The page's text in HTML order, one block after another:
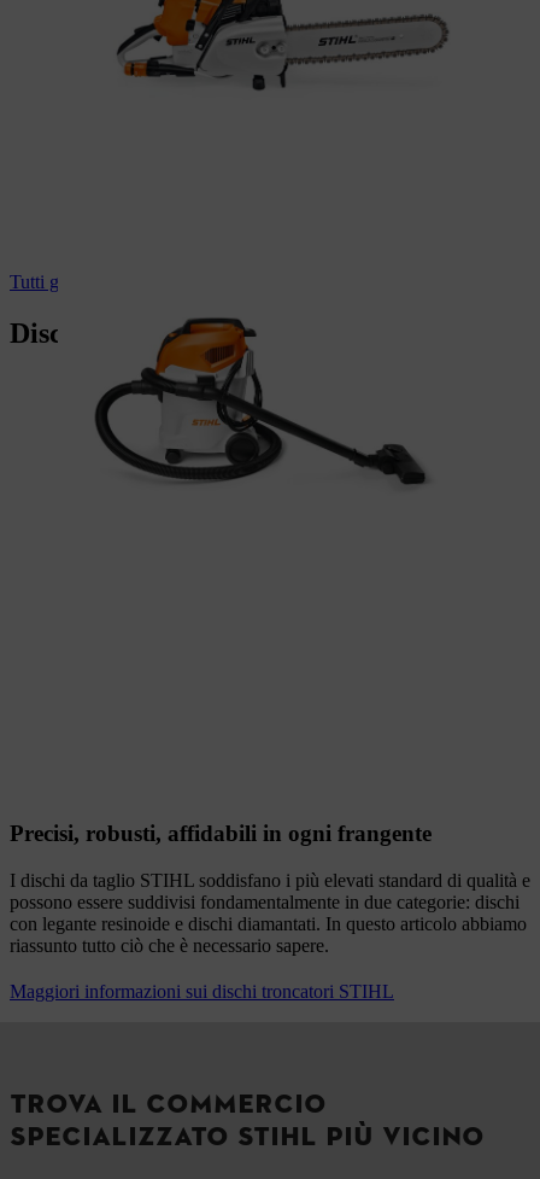
Tutti gli aspiratori professionali
Dischi da taglio STIHL
Precisi, robusti, affidabili in ogni frangente
I dischi da taglio STIHL soddisfano i più elevati standard di qualità e
possono essere suddivisi fondamentalmente in due categorie: dischi
con legante resinoide e dischi diamantati. In questo articolo abbiamo
riassunto tutto ciò che è necessario sapere.
Maggiori informazioni sui dischi troncatori STIHL
TROVA IL COMMERCIO
SPECIALIZZATO STIHL PIÙ VICINO